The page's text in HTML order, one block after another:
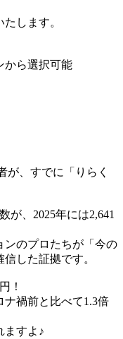
します。
から選択可能
が、すでに「りらく
が、2025年には2,641
ンのプロたちが「今の
した証拠です。
！
禍前と比べて1.3倍
ますよ♪